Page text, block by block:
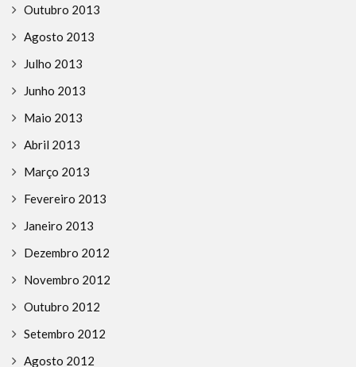
Outubro 2013
Agosto 2013
Julho 2013
Junho 2013
Maio 2013
Abril 2013
Março 2013
Fevereiro 2013
Janeiro 2013
Dezembro 2012
Novembro 2012
Outubro 2012
Setembro 2012
Agosto 2012